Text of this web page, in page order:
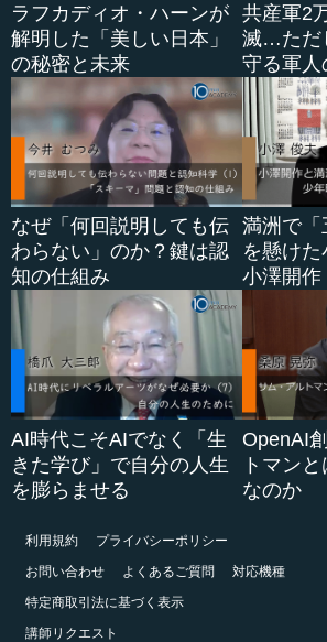
ラフカディオ・ハーンが
解明した「美しい日本」
の秘密と未来
共産軍2
滅…ただ
守る軍人
なぜ「何回説明しても伝
わらない」のか？鍵は認
知の仕組み
満洲で「
を懸けた
小澤開作
AI時代こそAIでなく「生
きた学び」で自分の人生
を膨らませる
OpenAI
トマン
なのか
利用規約
プライバシーポリシー
お問い合わせ
よくあるご質問
対応機種
特定商取引法に基づく表示
講師リクエスト